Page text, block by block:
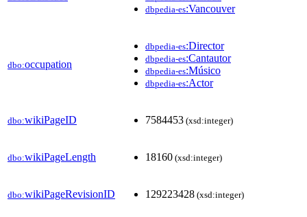
dbpedia-es:Vancouver
dbo:occupation
dbpedia-es:Director
dbpedia-es:Cantautor
dbpedia-es:Músico
dbpedia-es:Actor
dbo:wikiPageID 7584453 (xsd:integer)
dbo:wikiPageLength 18160 (xsd:integer)
dbo:wikiPageRevisionID 129223428 (xsd:integer)